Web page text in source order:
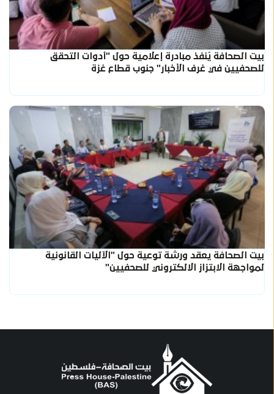
بيت الصحافة يُنفذ مبادرة إعلامية حول "أدوات التحقق
للصحفيين في غرف الأخبار" جنوب قطاع غزة
بيت الصحافة يعقد ورشة توعية حول "الآليات القانونية
لمواجهة الابتزاز الالكتروني للصحفيين"